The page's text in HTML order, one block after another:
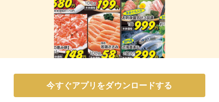
今すぐアプリをダウンロードする